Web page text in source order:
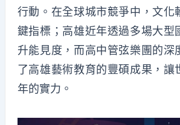
行動。在全球城市競爭中，文化
鍵指標；高雄近年透過多場大型
升能見度，而高中管弦樂團的深
了高雄藝術教育的豐碩成果，讓
年的實力。